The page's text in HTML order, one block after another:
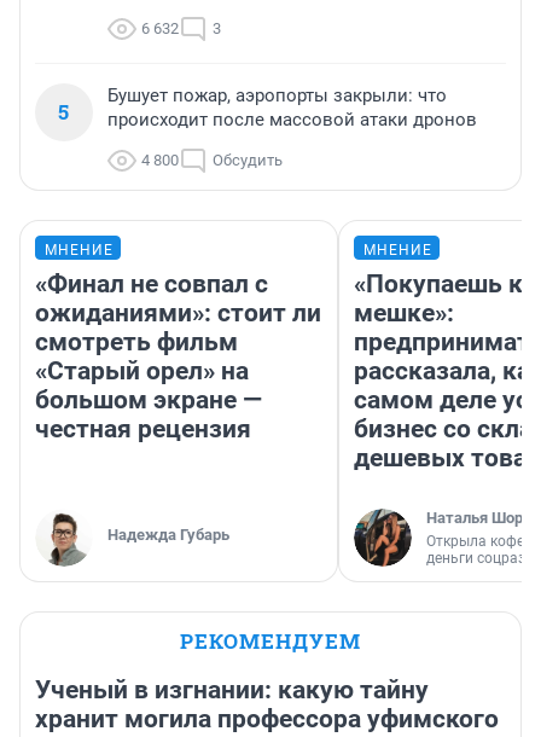
6 632 3
5
Бушует пожар, аэропорты закрыли: что
происходит после массовой атаки дронов
4 800 Обсудить
МНЕНИЕ
«Финал не совпал с
ожиданиями»: стоит ли
смотреть фильм
«Старый орел» на
большом экране —
честная рецензия
Надежда Губарь
МНЕНИЕ
«Покупаешь
мешке»:
рассказала,
самом деле
бизнес со
дешевых
Наталья
Открыла
деньги
РЕКОМЕНДУЕМ
Ученый в изгнании: какую тайну
хранит могила профессора уфимского